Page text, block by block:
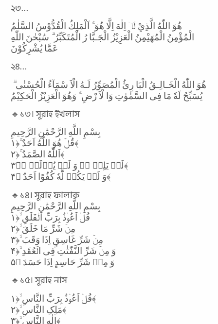
২৩…
هُوَ اللّٰهُ الَّذِيْ لَاۤ اِلٰهَ اِلَّا هُوَ ۚ اَلْمَلِكُ الْقُدُّوْسُ السَّلٰمُ
الْمُؤْمِنُ الْمُهَيْمِنُ الْعَزِيْزُ الْجَـبَّا رُ الْمُتَكَبِّرُ ۗ سُبْحٰنَ اللّٰهِ
عَمَّا يُشْرِكُوْنَ
২৪…
هُوَ اللّٰهُ الْخَـالِـقُ الْبَا رِئُ الْمُصَوِّرُ لَـهُ الْاَ سْمَآءُ الْحُسْنٰى ۗ
يُسَبِّحُ لَهٗ مَا فِى السَّمٰوٰتِ وَا لْاَ رْضِ ۚ وَهُوَ الْعَزِيْزُ الْحَكِيْمُ
🔹১৩। সূরাহ ইখলাস
بِسْمِ اللَّهِ الرَّحْمَٰنِ الرَّحِيمِ
قُلۡ هُوَ اللّٰهُ اَحَدٌ ۚ﴿۱﴾
اَللّٰهُ الصَّمَدُ ۚ﴿۲﴾
لَمۡ یَلِدۡ ۬ۙ وَ لَمۡ یُوۡلَدۡ ۙ﴿۳﴾
وَ لَمۡ یَکُنۡ لَّهٗ کُفُوًا اَحَدٌ ﴿۴﴾
🔹১৪। সূরাহ ফালাক
بِسْمِ اللَّهِ الرَّحْمَٰنِ الرَّحِيمِ
قُلۡ اَعُوۡذُ بِرَبِّ الۡفَلَقِ ۙ﴿۱
مِنۡ شَرِّ مَا خَلَقَ ۙ﴿۲
مِنۡ شَرِّ غَاسِقٍ اِذَا وَقَبَ ۙ﴿۳
وَ مِنۡ شَرِّ النَّفّٰثٰتِ فِی الۡعُقَدِ ۙ﴿۴
وَ مِنۡ شَرِّ حَاسِدٍ اِذَا حَسَدَ ﴿۵
🔹১৫। সূরাহ নাস
قُلۡ اَعُوۡذُ بِرَبِّ النَّاسِ ۙ﴿۱﴾
مَلِکِ النَّاسِ ۙ﴿۲﴾
اِلٰهِ النَّاسِ ۙ﴿۳﴾